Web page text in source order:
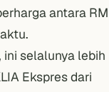
antara RM
selalunya lebih
Ekspres dari